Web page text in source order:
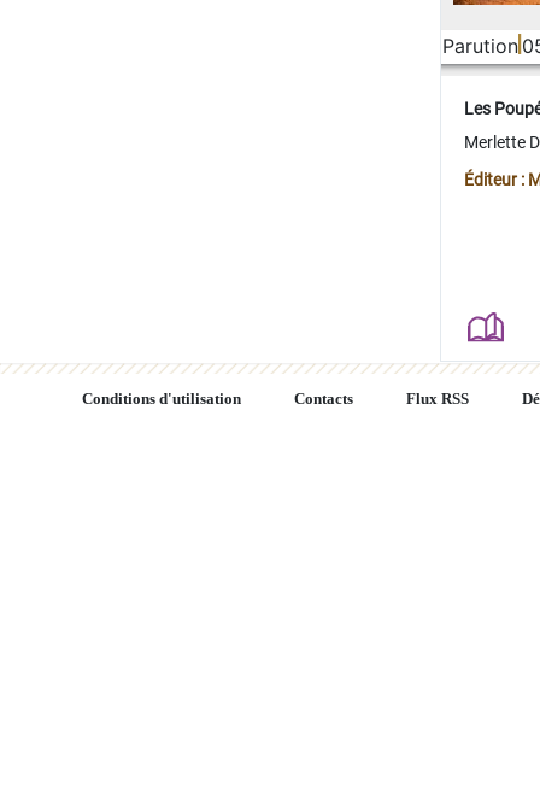
Parution
Les
Merlette
Éditeur :
Conditions d'utilisation Contacts Flux RSS